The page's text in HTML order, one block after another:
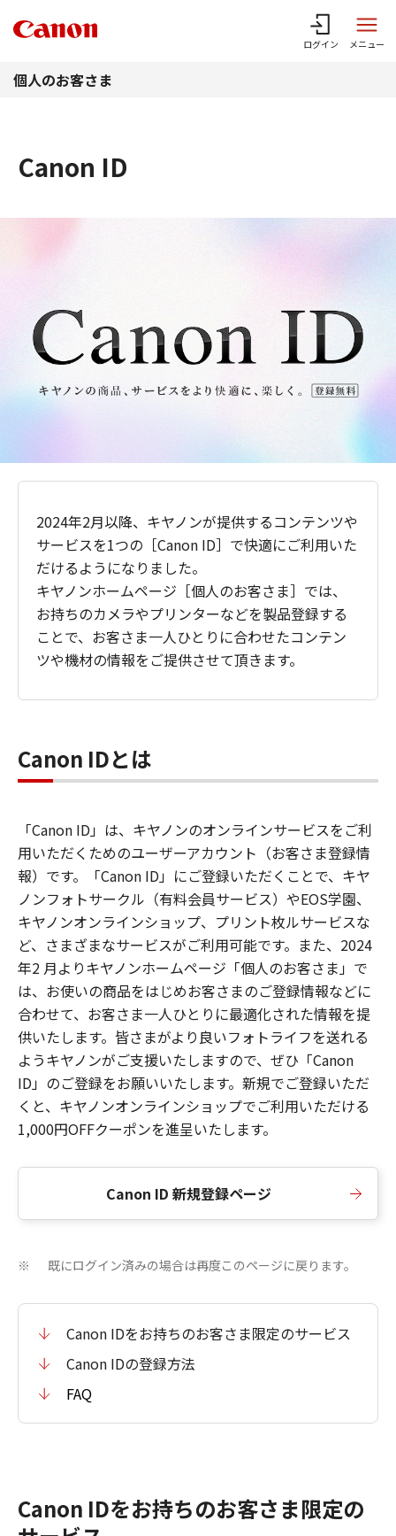
ログイン メニュー
個人のお客さま
Canon ID
2024年2月以降、キヤノンが提供するコンテンツや
サービスを1つの［Canon ID］で快適にご利用いた
だけるようになりました。
キヤノンホームページ［個人のお客さま］では、
お持ちのカメラやプリンターなどを製品登録する
ことで、お客さま一人ひとりに合わせたコンテン
ツや機材の情報をご提供させて頂きます。
Canon IDとは
「Canon ID」は、キヤノンのオンラインサービスをご利
用いただくためのユーザーアカウント（お客さま登録情
報）です。「Canon ID」にご登録いただくことで、キヤ
ノンフォトサークル（有料会員サービス）やEOS学園、
キヤノンオンラインショップ、プリント枚ルサービスな
ど、さまざまなサービスがご利用可能です。また、2024
年2 月よりキヤノンホームページ「個人のお客さま」で
は、お使いの商品をはじめお客さまのご登録情報などに
合わせて、お客さま一人ひとりに最適化された情報を提
供いたします。皆さまがより良いフォトライフを送れる
ようキヤノンがご支援いたしますので、ぜひ「Canon
ID」のご登録をお願いいたします。新規でご登録いただ
くと、キヤノンオンラインショップでご利用いただける
1,000円OFFクーポンを進呈いたします。
Canon ID 新規登録ページ
※ 既にログイン済みの場合は再度このページに戻ります。
Canon IDをお持ちのお客さま限定のサービス
Canon IDの登録方法
FAQ
Canon IDをお持ちのお客さま限定の